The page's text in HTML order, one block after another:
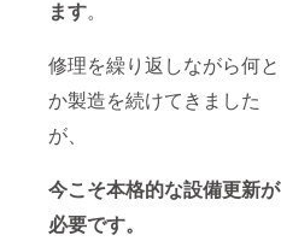
ます。
修理を繰り返しながら何と
か製造を続けてきました
が、
今こそ本格的な設備更新が
必要です。